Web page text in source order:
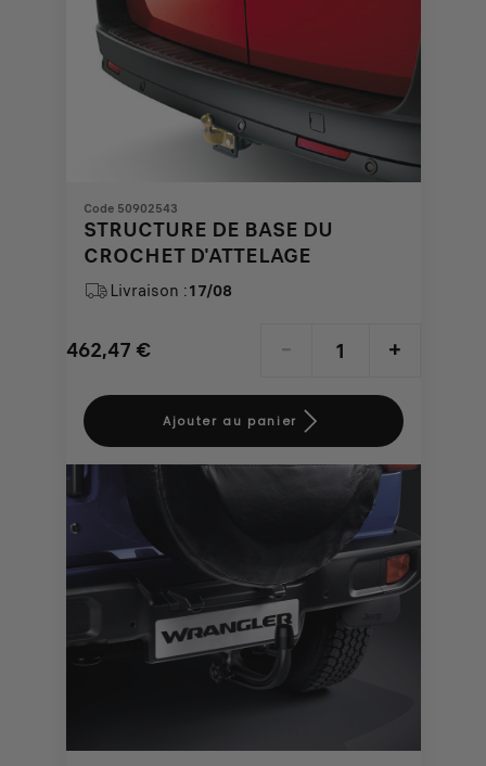
Code 50902543
STRUCTURE DE BASE DU
CROCHET D'ATTELAGE
Livraison :17/08
462,47 €
Price
462,47
€
- +
Quantity
updated
1
Ajouter au panier